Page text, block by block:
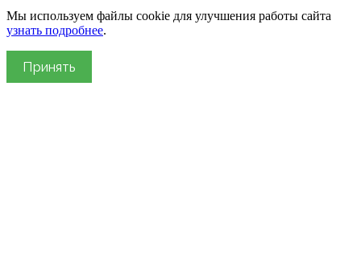
Мы используем файлы cookie для улучшения работы сайта
узнать подробнее.
Принять